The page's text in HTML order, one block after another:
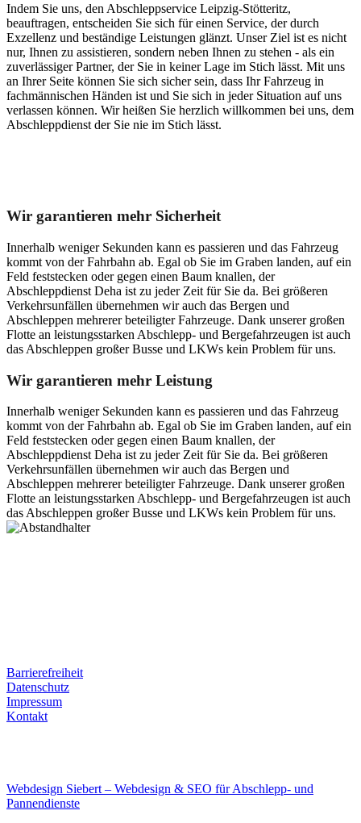
Indem Sie uns, den Abschleppservice Leipzig-Stötteritz,
beauftragen, entscheiden Sie sich für einen Service, der durch
Exzellenz und beständige Leistungen glänzt. Unser Ziel ist es nicht
nur, Ihnen zu assistieren, sondern neben Ihnen zu stehen - als ein
zuverlässiger Partner, der Sie in keiner Lage im Stich lässt. Mit uns
an Ihrer Seite können Sie sich sicher sein, dass Ihr Fahrzeug in
fachmännischen Händen ist und Sie sich in jeder Situation auf uns
verlassen können. Wir heißen Sie herzlich willkommen bei uns, dem
Abschleppdienst der Sie nie im Stich lässt.
Wir garantieren mehr Sicherheit
Innerhalb weniger Sekunden kann es passieren und das Fahrzeug
kommt von der Fahrbahn ab. Egal ob Sie im Graben landen, auf ein
Feld feststecken oder gegen einen Baum knallen, der
Abschleppdienst Deha ist zu jeder Zeit für Sie da. Bei größeren
Verkehrsunfällen übernehmen wir auch das Bergen und
Abschleppen mehrerer beteiligter Fahrzeuge. Dank unserer großen
Flotte an leistungsstarken Abschlepp- und Bergefahrzeugen ist auch
das Abschleppen großer Busse und LKWs kein Problem für uns.
Wir garantieren mehr Leistung
Innerhalb weniger Sekunden kann es passieren und das Fahrzeug
kommt von der Fahrbahn ab. Egal ob Sie im Graben landen, auf ein
Feld feststecken oder gegen einen Baum knallen, der
Abschleppdienst Deha ist zu jeder Zeit für Sie da. Bei größeren
Verkehrsunfällen übernehmen wir auch das Bergen und
Abschleppen mehrerer beteiligter Fahrzeuge. Dank unserer großen
Flotte an leistungsstarken Abschlepp- und Bergefahrzeugen ist auch
das Abschleppen großer Busse und LKWs kein Problem für uns.
Barrierefreiheit
Datenschutz
Impressum
Kontakt
Webdesign Siebert – Webdesign & SEO für Abschlepp- und
Pannendienste